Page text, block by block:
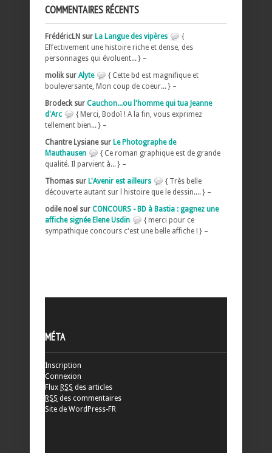
COMMENTAIRES RÉCENTS
FrédéricLN sur La Langue des vipères
{
Effectivement une histoire riche et dense, des
personnages qui évoluent... } –
molik sur Alyte
{ Cette bd est magnifique et
bouleversante, Mon coup de coeur... } –
Brodeck sur Cauchon...ou l'homme qui tua Jeanne
d'Arc
{ Merci, Bodoï ! A la fin, vous exprimez
tellement bien... } –
Chantre Lysiane sur Le Photographe de
Mauthausen
{ Ce roman graphique est de grande
qualité. Il parvient à... } –
Thomas sur L'Avenir est ailleurs
{ Très belle
découverte autant sur l histoire que le dessin.... } –
odile noel sur CONCOURS - BD à Bastia : gagnez une
affiche signée Elene Usdin
{ merci pour ce
sympathique concours c'est une belle affiche ! } –
MÉTA
Inscription
Connexion
Flux RSS des articles
RSS des commentaires
Site de WordPress-FR